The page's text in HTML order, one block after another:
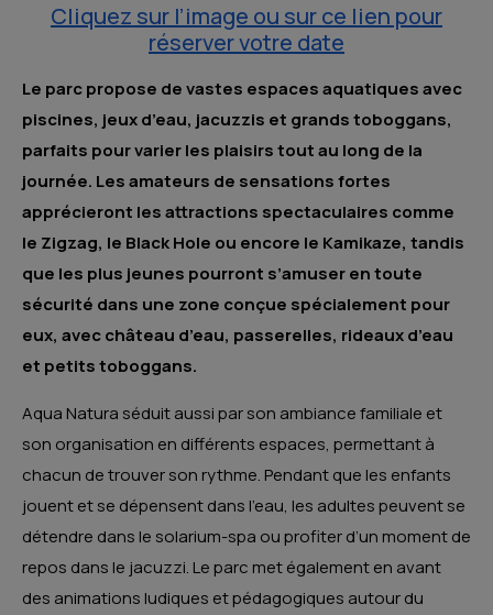
Cliquez sur l’image ou sur ce lien pour
réserver votre date
Le parc propose de vastes espaces aquatiques avec
piscines, jeux d’eau, jacuzzis et grands toboggans,
parfaits pour varier les plaisirs tout au long de la
journée. Les amateurs de sensations fortes
apprécieront les attractions spectaculaires comme
le Zigzag, le Black Hole ou encore le Kamikaze, tandis
que les plus jeunes pourront s’amuser en toute
sécurité dans une zone conçue spécialement pour
eux, avec château d’eau, passerelles, rideaux d’eau
et petits toboggans.
Aqua Natura séduit aussi par son ambiance familiale et
son organisation en différents espaces, permettant à
chacun de trouver son rythme. Pendant que les enfants
jouent et se dépensent dans l’eau, les adultes peuvent se
détendre dans le solarium-spa ou profiter d’un moment de
repos dans le jacuzzi. Le parc met également en avant
des animations ludiques et pédagogiques autour du